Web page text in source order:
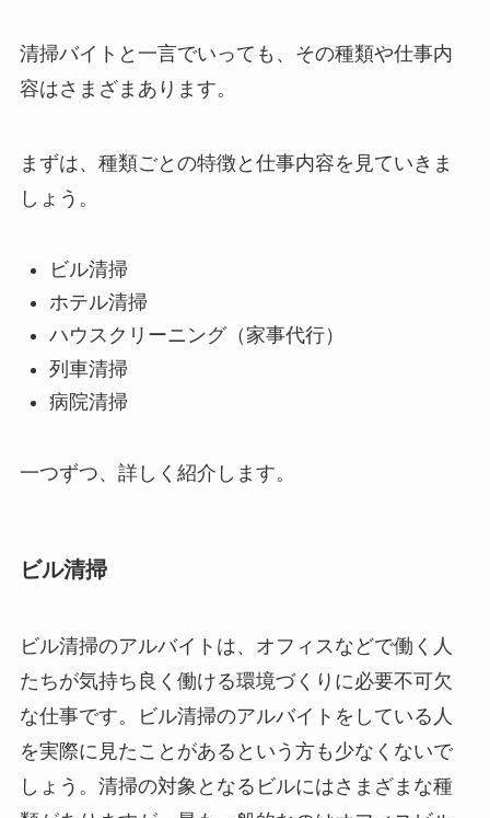
清掃バイトと一言でいっても、その種類や仕事内
容はさまざまあります。
まずは、種類ごとの特徴と仕事内容を見ていきま
しょう。
ビル清掃
ホテル清掃
ハウスクリーニング（家事代行）
列車清掃
病院清掃
一つずつ、詳しく紹介します。
ビル清掃
ビル清掃のアルバイトは、オフィスなどで働く人
たちが気持ち良く働ける環境づくりに必要不可欠
な仕事です。ビル清掃のアルバイトをしている人
を実際に見たことがあるという方も少なくないで
しょう。清掃の対象となるビルにはさまざまな種